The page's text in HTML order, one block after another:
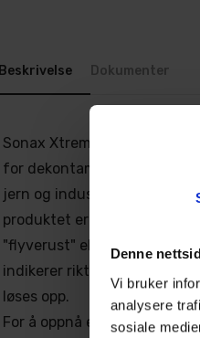
Denne
Vi bruker
analysere
sosiale
Beskrivelse Dokumenter
Sonax Xtreme Surface Rust
for dekontaminering,
jern og industrielt nedfall
produktet er ideelt for å
"flyverust" eller
indikerer riktig bruk ved å
løses opp.
For å oppnå en jevn og